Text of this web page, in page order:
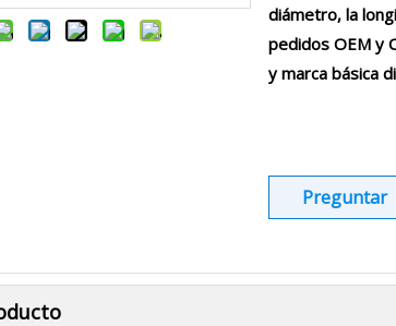
diámetro, la
pedidos OEM y
y marca básica
Preguntar